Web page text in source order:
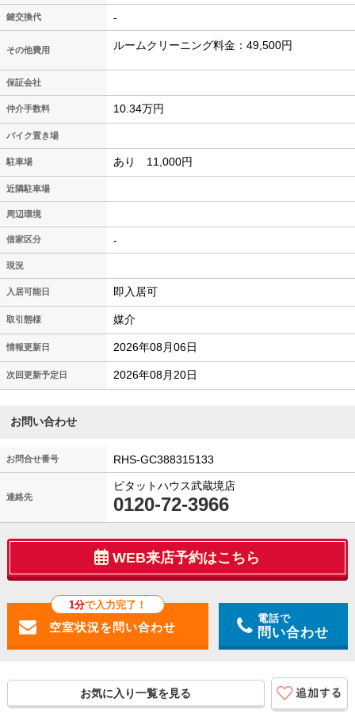
鍵交換代 -
その他費用 ルームクリーニング料金：49,500円
保証会社
仲介手数料 10.34万円
バイク置き場
駐車場 あり 11,000円
近隣駐車場
周辺環境
借家区分 -
現況
入居可能日 即入居可
取引態様 媒介
情報更新日 2026年08月06日
次回更新予定日 2026年08月20日
お問い合わせ
お問合せ番号 RHS-GC388315133
連絡先
ピタットハウス武蔵境店
0120-72-3966
WEB来店予約はこちら
1分で入力完了！
電話で
問い合わせ
お気に入り一覧を見る